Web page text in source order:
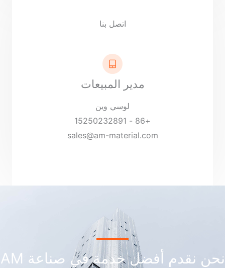
اتصل بنا
مدير المبيعات
لوسي وين
+86 - 15250232891
sales@am-material.com
نحن نقدم أفضل خدمة في صناعة AM